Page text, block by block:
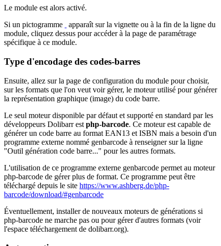
Le module est alors activé.
Si un pictogramme
apparaît sur la vignette ou à la fin de la ligne du
module, cliquez dessus pour accéder à la page de paramétrage
spécifique à ce module.
Type d'encodage des codes-barres
Ensuite, allez sur la page de configuration du module pour choisir,
sur les formats que l'on veut voir gérer, le moteur utilisé pour générer
la représentation graphique (image) du code barre.
Le seul moteur disponible par défaut et supporté en standard par les
développeurs Dolibarr est php-barcode. Ce moteur est capable de
générer un code barre au format EAN13 et ISBN mais a besoin d'un
programme externe nommé genbarcode à renseigner sur la ligne
"Outil génération code barre..." pour les autres formats.
L'utilisation de ce programme externe genbarcode permet au moteur
php-barcode de gérer plus de format. Ce programme peut être
téléchargé depuis le site https://www.ashberg.de/php-
barcode/download/#genbarcode
Éventuellement, installer de nouveaux moteurs de générations si
php-barcode ne marche pas ou pour gérer d'autres formats (voir
l'espace téléchargement de dolibarr.org).